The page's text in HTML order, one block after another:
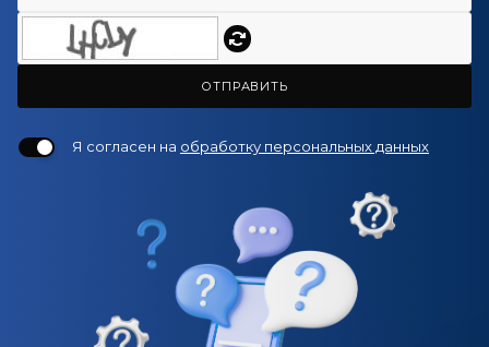
ОТПРАВИТЬ
Я согласен на обработку персональных данных